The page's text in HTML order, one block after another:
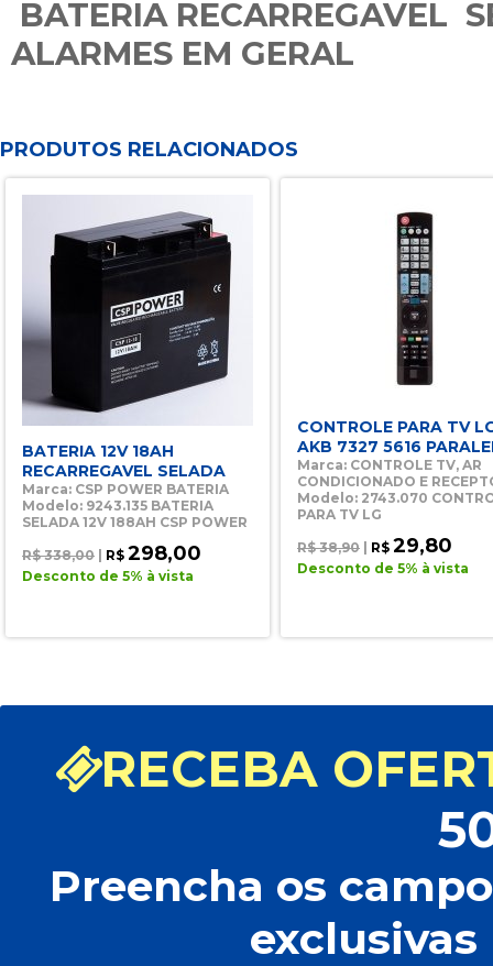
BATERIA RECARREGAVEL
ALARMES EM GERAL
PRODUTOS RELACIONADOS
BATERIA 12V 18AH
RECARREGAVEL SELADA
Marca: CSP POWER BATERIA
Modelo: 9243.135 BATERIA
SELADA 12V 188AH CSP POWER
R$ 338,00
R$ 298,00
Desconto de 5% à vista
CONTROLE PARA TV
AKB 7327 5616
Marca: CONTROLE TV, AR
CONDICIONADO E
Modelo: 2743.070
PARA TV LG
R$ 38,90
R$ 29,80
Desconto de 5% à vista
RECEBA
Preencha os
exclusivas